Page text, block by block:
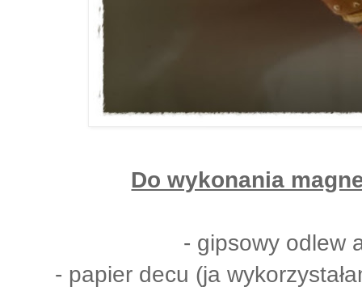
Do wykonania
- gipsowy odlew
- papier decu (ja